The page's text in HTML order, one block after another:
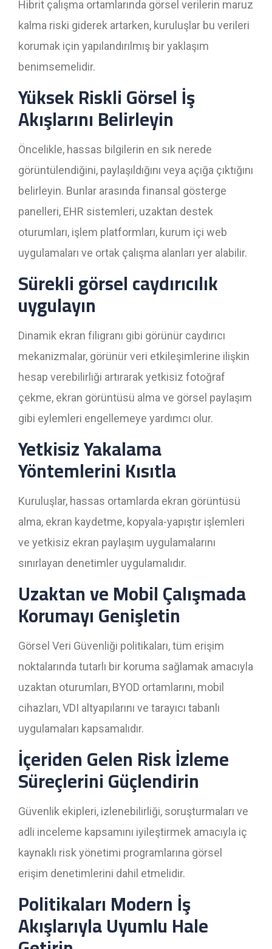
Hibrit çalışma ortamlarında görsel verilerin maruz
kalma riski giderek artarken, kuruluşlar bu verileri
korumak için yapılandırılmış bir yaklaşım
benimsemelidir.
Yüksek Riskli Görsel İş
Akışlarını Belirleyin
Öncelikle, hassas bilgilerin en sık nerede
görüntülendiğini, paylaşıldığını veya açığa çıktığını
belirleyin. Bunlar arasında finansal gösterge
panelleri, EHR sistemleri, uzaktan destek
oturumları, işlem platformları, kurum içi web
uygulamaları ve ortak çalışma alanları yer alabilir.
Sürekli görsel caydırıcılık
uygulayın
Dinamik ekran filigranı gibi görünür caydırıcı
mekanizmalar, görünür veri etkileşimlerine ilişkin
hesap verebilirliği artırarak yetkisiz fotoğraf
çekme, ekran görüntüsü alma ve görsel paylaşım
gibi eylemleri engellemeye yardımcı olur.
Yetkisiz Yakalama
Yöntemlerini Kısıtla
Kuruluşlar, hassas ortamlarda ekran görüntüsü
alma, ekran kaydetme, kopyala-yapıştır işlemleri
ve yetkisiz ekran paylaşım uygulamalarını
sınırlayan denetimler uygulamalıdır.
Uzaktan ve Mobil Çalışmada
Korumayı Genişletin
Görsel Veri Güvenliği politikaları, tüm erişim
noktalarında tutarlı bir koruma sağlamak amacıyla
uzaktan oturumları, BYOD ortamlarını, mobil
cihazları, VDI altyapılarını ve tarayıcı tabanlı
uygulamaları kapsamalıdır.
İçeriden Gelen Risk İzleme
Süreçlerini Güçlendirin
Güvenlik ekipleri, izlenebilirliği, soruşturmaları ve
adli inceleme kapsamını iyileştirmek amacıyla iç
kaynaklı risk yönetimi programlarına görsel
erişim denetimlerini dahil etmelidir.
Politikaları Modern İş
Akışlarıyla Uyumlu Hale